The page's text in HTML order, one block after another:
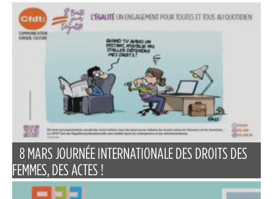
8 MARS JOURNÉE INTERNATIONALE DES DROITS DES
FEMMES, DES ACTES !